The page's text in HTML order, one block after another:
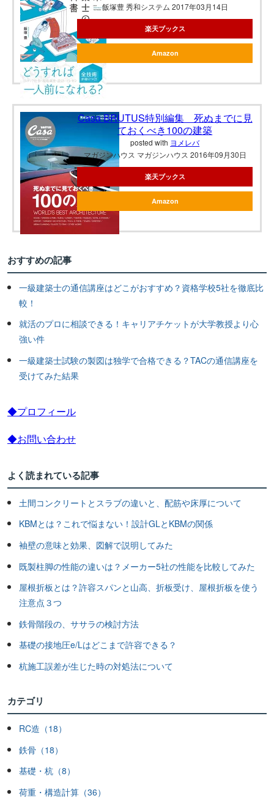
飯塚豊 秀和システム 2017年03月14日
楽天ブックス
Amazon
Casa BRUTUS特別編集 死ぬまでに見
ておくべき100の建築
posted with ヨメレバ
マガジンハウス マガジンハウス 2016年09月30日
楽天ブックス
Amazon
おすすめの記事
一級建築士の通信講座はどこがおすすめ？資格学校5社を徹底比
較！
就活のプロに相談できる！キャリアチケットが大学教授より心
強い件
一級建築士試験の製図は独学で合格できる？TACの通信講座を
受けてみた結果
◆プロフィール
◆お問い合わせ
よく読まれている記事
土間コンクリートとスラブの違いと、配筋や床厚について
KBMとは？これで悩まない！設計GLとKBMの関係
袖壁の意味と効果、図解で説明してみた
既製柱脚の性能の違いは？メーカー5社の性能を比較してみた
屋根折板とは？許容スパンと山高、折板受け、屋根折板を使う
注意点３つ
鉄骨階段の、ササラの検討方法
基礎の接地圧e/Lはどこまで許容できる？
杭施工誤差が生じた時の対処法について
カテゴリ
RC造（18）
鉄骨（18）
基礎・杭（8）
荷重・構造計算（36）